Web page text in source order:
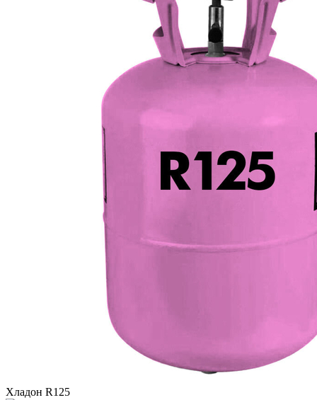
Хладон R125